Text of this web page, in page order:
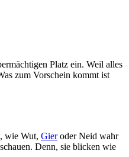
Platz ein. Weil alles
zum Vorschein kommt ist
wie Wut, Gieroder Neid wahr
Denn, sie blicken wie